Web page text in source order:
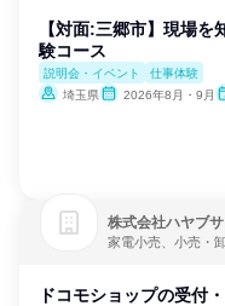
【対面:三郷市】現場
験コース
説明会・イベント
仕事体験
埼玉県
2026年8月・9月
株式会社ハヤブ
家電小売、小売・
ドコモショップの受付